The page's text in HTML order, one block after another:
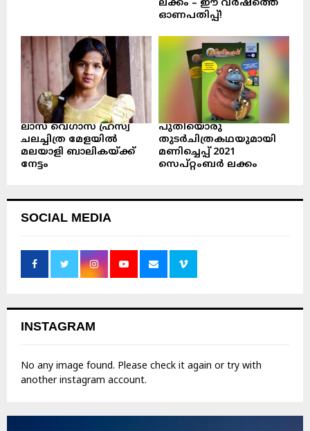
ലക്കം – ഈ വർഷത്തെ
ഓണപതിപ്പ്!
ലാസ് വെഗാസ് ഹ്രസ്വ
ചലച്ചിത്ര മേളയിൽ
മലയാളി ബാലികയ്ക്ക്
നേട്ടം
പുതിയൊരു
തുടർചിത്രകഥയുമായി
മണിച്ചെപ്പ് 2021
സെപ്റ്റംബർ ലക്കം
SOCIAL MEDIA
INSTAGRAM
No any image found. Please check it again or try with
another instagram account.